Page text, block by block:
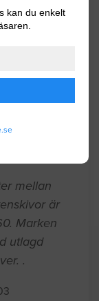
kan du enkelt
- 13 cm
mellan
är
Marken
utlagd
.